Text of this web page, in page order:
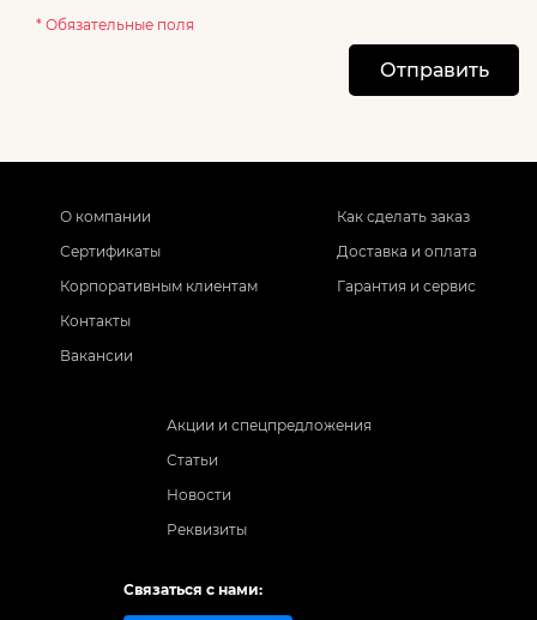
* Обязательные поля
Отправить
О компании
Сертификаты
Корпоративным клиентам
Контакты
Вакансии
Как сделать заказ
Доставка и оплата
Гарантия и сервис
Акции и спецпредложения
Статьи
Новости
Реквизиты
Связаться с нами: